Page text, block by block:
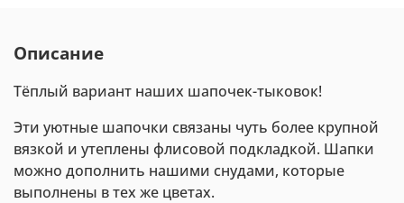
Описание
Тёплый вариант наших шапочек-тыковок!
Эти уютные шапочки связаны чуть более крупной
вязкой и утеплены флисовой подкладкой. Шапки
можно дополнить нашими снудами, которые
выполнены в тех же цветах.